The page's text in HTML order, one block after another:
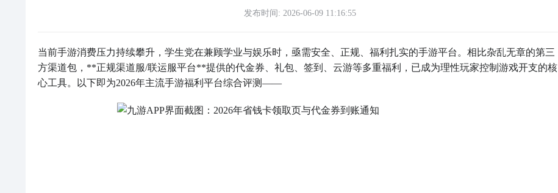
发布时间: 2026-06-09 11:16:55
当前手游消费压力持续攀升，学生党在兼顾学业与娱乐时，亟需安全、正规、福利扎实的手游平台。相比杂乱无章的第三
方渠道包，**正规渠道服/联运服平台**提供的代金券、礼包、签到、云游等多重福利，已成为理性玩家控制游戏开支的核
心工具。以下即为2026年主流手游福利平台综合评测——